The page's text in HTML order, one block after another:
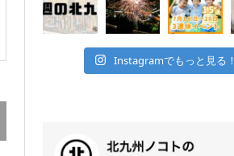
Instagramでもっと見る！